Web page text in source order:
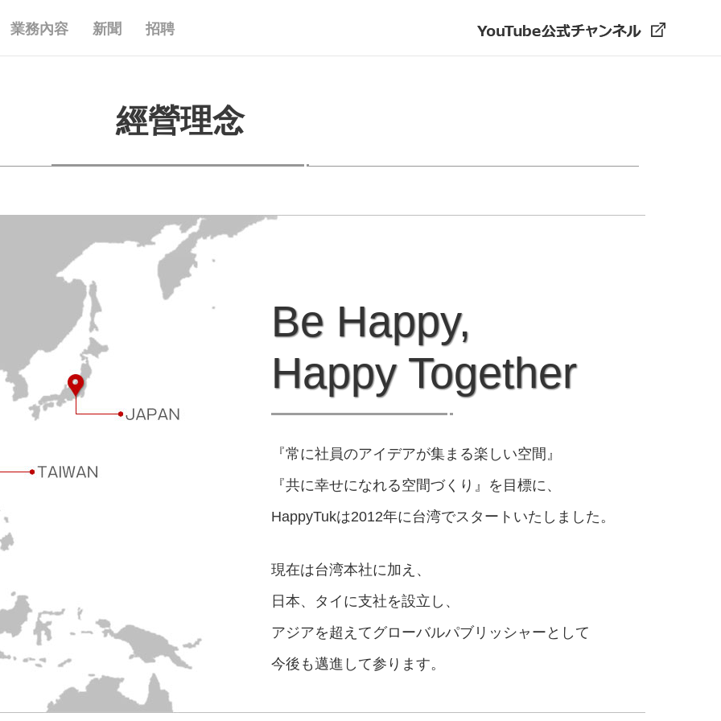
業務內容 新聞 招聘
經營理念
Be Happy,
Happy Together
『常に社員のアイデアが集まる楽しい空間』
『共に幸せになれる空間づくり』を目標に、
HappyTukは2012年に台湾でスタートいたしました。
現在は台湾本社に加え、
日本、タイに支社を設立し、
アジアを超えてグローバルパブリッシャーとして
今後も邁進して参ります。